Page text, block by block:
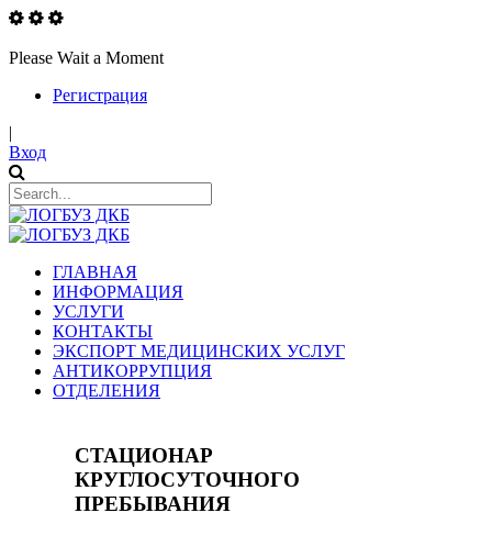
Please Wait a Moment
Регистрация
|
Вход
ГЛАВНАЯ
ИНФОРМАЦИЯ
УСЛУГИ
КОНТАКТЫ
ЭКСПОРТ МЕДИЦИНСКИХ УСЛУГ
АНТИКОРРУПЦИЯ
ОТДЕЛЕНИЯ
СТАЦИОНАР
КРУГЛОСУТОЧНОГО
ПРЕБЫВАНИЯ